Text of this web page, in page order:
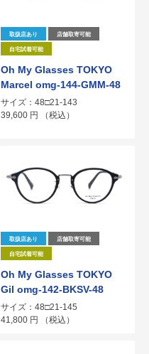
取扱店あり 店舗取寄可能
自宅試着可能
Oh My Glasses TOKYO
Marcel omg-144-GMM-48
サイズ：48□21-143
39,600 円 （税込）
取扱店あり 店舗取寄可能
自宅試着可能
Oh My Glasses TOKYO
Gil omg-142-BKSV-48
サイズ：48□21-145
41,800 円 （税込）